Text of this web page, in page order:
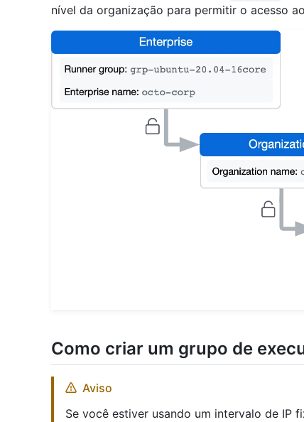
nível da organização para permitir o acesso ao
Como criar um grupo de
Aviso
Se você estiver usando um intervalo de IP